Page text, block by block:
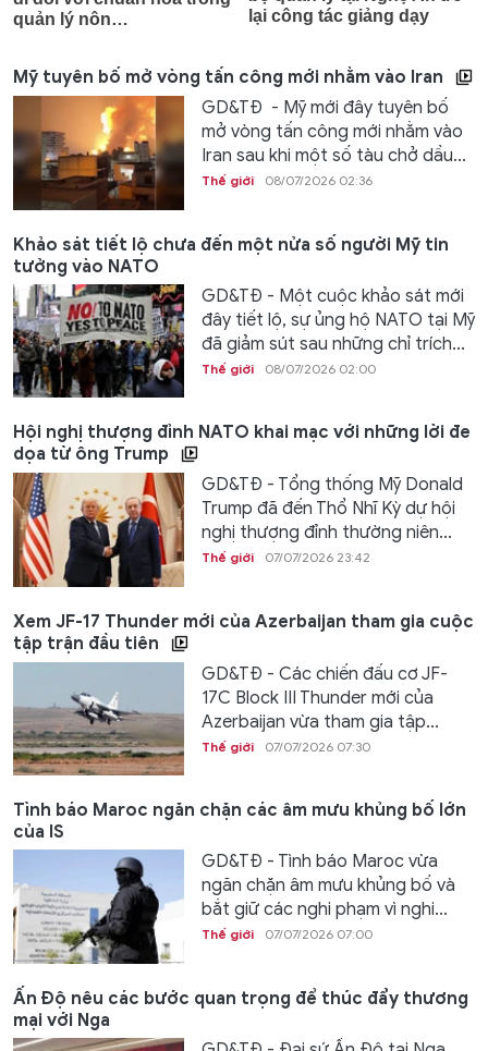
Mỹ tuyên bố mở vòng tấn công mới nhằm vào Iran
GD&TĐ - Mỹ mới đây tuyên bố
mở vòng tấn công mới nhằm vào
Iran sau khi một số tàu chở dầu...
Thế giới 08/07/2026 02:36
Khảo sát tiết lộ chưa đến một nửa số người Mỹ tin
tưởng vào NATO
GD&TĐ - Một cuộc khảo sát mới
đây tiết lộ, sự ủng hộ NATO tại Mỹ
đã giảm sút sau những chỉ trích...
Thế giới 08/07/2026 02:00
Hội nghị thượng đỉnh NATO khai mạc với những lời đe
dọa từ ông Trump
GD&TĐ - Tổng thống Mỹ Donald
Trump đã đến Thổ Nhĩ Kỳ dự hội
nghị thượng đỉnh thường niên...
Thế giới 07/07/2026 23:42
Xem JF-17 Thunder mới của Azerbaijan tham gia cuộc
tập trận đầu tiên
GD&TĐ - Các chiến đấu cơ JF-
17C Block III Thunder mới của
Azerbaijan vừa tham gia tập...
Thế giới 07/07/2026 07:30
Tình báo Maroc ngăn chặn các âm mưu khủng bố lớn
của IS
GD&TĐ - Tình báo Maroc vừa
ngăn chặn âm mưu khủng bố và
bắt giữ các nghi phạm vì nghi...
Thế giới 07/07/2026 07:00
Ấn Độ nêu các bước quan trọng để thúc đẩy thương
mại với Nga